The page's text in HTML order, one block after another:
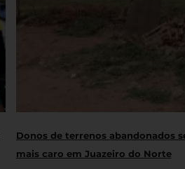
Donos de terrenos abandonados
mais caro em Juazeiro do Norte